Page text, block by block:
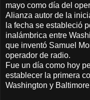
mayo como día del
Alianza autor de la
la fecha se estableció
inalámbrica entre
que inventó Samuel
operador de radio.
Fue un día como hoy
establecer la primera
Washington y